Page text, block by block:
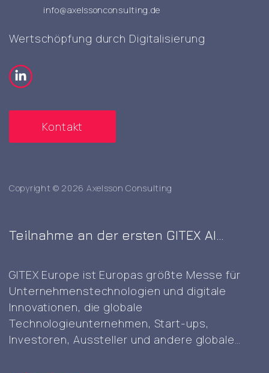
info@axelssonconsulting.de
Wertschöpfung durch Digitalisierung
Kontakt
Copyright © 2026 Axelsson Consulting
Teilnahme an der ersten GITEX AI
GITEX Europe ist Europas größte Messe für
Unternehmenstechnologien und digitale
Innovationen, die globale
Technologieunternehmen, Start-ups,
Investoren, Aussteller und andere globale